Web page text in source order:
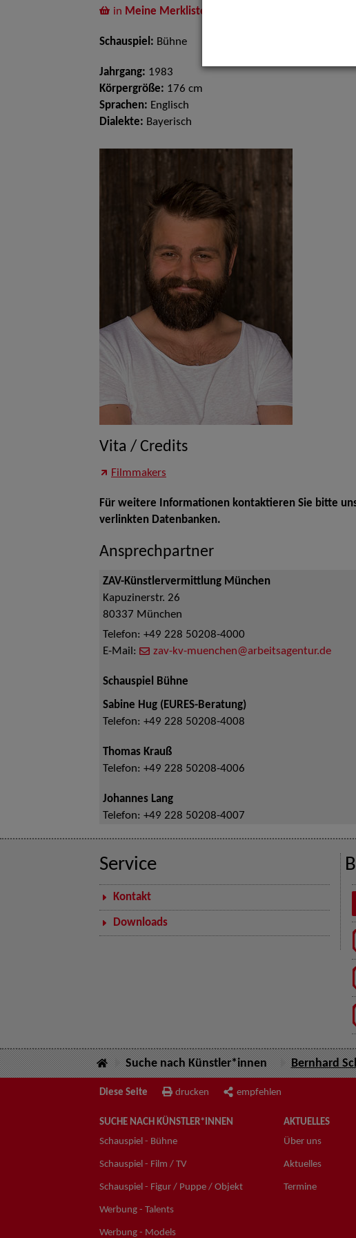
in Meine Merkliste
Schauspiel: Bühne
Jahrgang: 1983
Körpergröße: 176 cm
Sprachen: Englisch
Dialekte: Bayerisch
Vita / Credits
Filmmakers
Für weitere Informationen kontaktieren Sie bitte
verlinkten Datenbanken.
Ansprechpartner
ZAV-Künstlervermittlung München
Kapuzinerstr. 26
80337 München
Telefon: +49 228 50208-4000
E-Mail:
zav-kv-muenchen@arbeitsagentur.de
Schauspiel Bühne
Sabine Hug (EURES-Beratung)
Telefon: +49 228 50208-4008
Thomas Krauß
Telefon: +49 228 50208-4006
Johannes Lang
Telefon: +49 228 50208-4007
Service
Kontakt
Downloads
Suche nach Künstler*innen Bernhard
Diese Seite drucken empfehlen
SUCHE NACH KÜNSTLER*INNEN
Schauspiel - Bühne
Schauspiel - Film / TV
Schauspiel - Figur / Puppe / Objekt
Werbung - Talents
Werbung - Models
AKTUELLES
Über uns
Aktuelles
Termine